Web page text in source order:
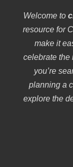
Welcome to
resource for
make it
celebrate the
you’re
planning a
explore the